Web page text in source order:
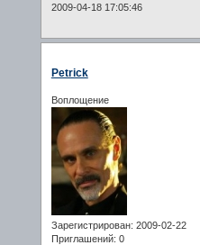
2009-04-18 17:05:46
Petrick
Воплощение
Зарегистрирован: 2009-02-22
Приглашений: 0